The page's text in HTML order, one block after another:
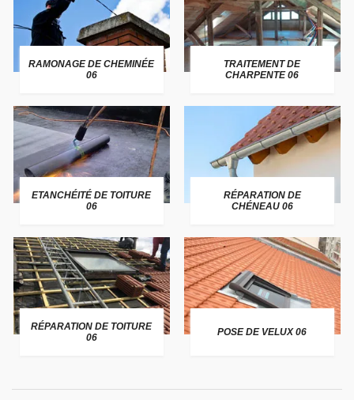
RAMONAGE DE CHEMINÉE
06
TRAITEMENT DE
CHARPENTE 06
ETANCHÉITÉ DE TOITURE
06
RÉPARATION DE
CHÉNEAU 06
RÉPARATION DE TOITURE
06
POSE DE VELUX 06